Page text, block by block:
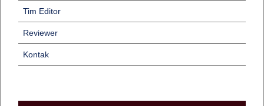
Tim Editor
Reviewer
Kontak